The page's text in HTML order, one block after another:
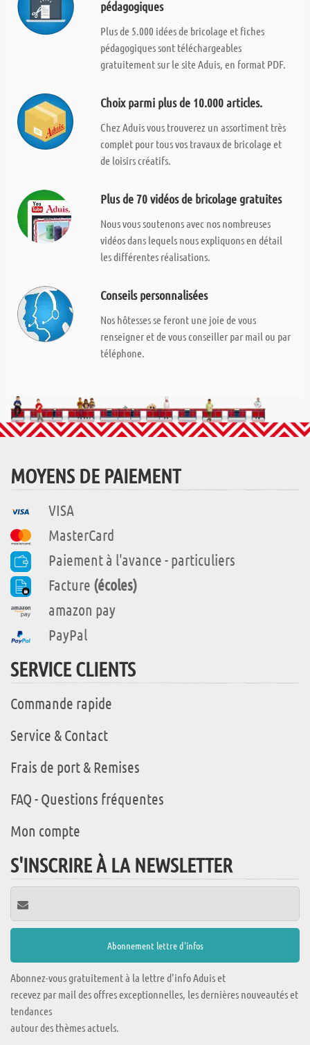
pédagogiques
Plus de 5.000 idées de bricolage et fiches
pédagogiques sont téléchargeables
gratuitement sur le site Aduis, en format PDF.
Choix parmi plus de 10.000 articles.
Chez Aduis vous trouverez un assortiment très
complet pour tous vos travaux de bricolage et
de loisirs créatifs.
Plus de 70 vidéos de bricolage gratuites
Nous vous soutenons avec nos nombreuses
vidéos dans lequels nous expliquons en détail
les différentes réalisations.
Conseils personnalisées
Nos hôtesses se feront une joie de vous
renseigner et de vous conseiller par mail ou par
téléphone.
MOYENS DE PAIEMENT
VISA
MasterCard
Paiement à l'avance - particuliers
Facture (écoles)
amazon pay
PayPal
SERVICE CLIENTS
Commande rapide
Service & Contact
Frais de port & Remises
FAQ - Questions fréquentes
Mon compte
S'INSCRIRE À LA NEWSLETTER
Abonnez-vous gratuitement à la lettre d'info Aduis et
recevez par mail des offres exceptionnelles, les dernières nouveautés et
tendances
autour des thèmes actuels.